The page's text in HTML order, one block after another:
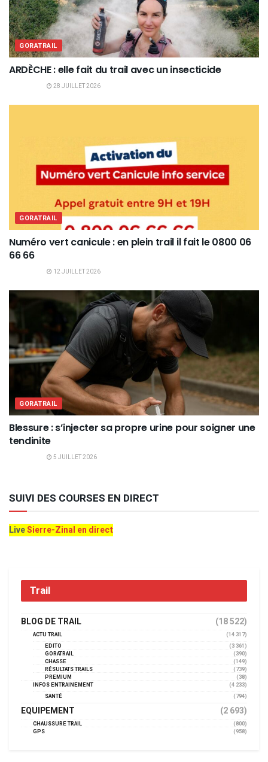
GORATRAIL
ARDÈCHE : elle fait du trail avec un insecticide
28 JUILLET 2026
GORATRAIL
Numéro vert canicule : en plein trail il fait le 0800 06
66 66
12 JUILLET 2026
GORATRAIL
Blessure : s’injecter sa propre urine pour soigner une
tendinite
5 JUILLET 2026
SUIVI DES COURSES EN DIRECT
LiveSierre-Zinal en direct
Trail
BLOG DE TRAIL (18 522)
ACTU TRAIL
(14 317)
EDITO
(3 361)
GORATRAIL
(390)
CHASSE
(149)
RÉSULTATS TRAILS
(739)
PREMIUM
(38)
INFOS ENTRAINEMENT
(4 233)
SANTÉ
(794)
EQUIPEMENT (2 693)
CHAUSSURE TRAIL
(800)
GPS
(958)